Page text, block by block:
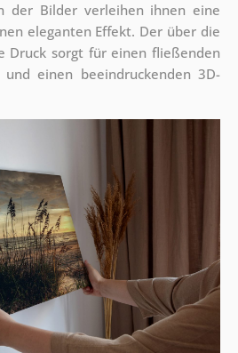
der Bilder verleihen ihnen eine
eleganten Effekt. Der über die
Druck sorgt für einen fließenden
einen beeindruckenden 3D-